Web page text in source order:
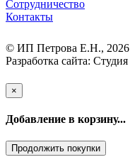
Сотрудничество
Контакты
© ИП Петрова Е.Н., 2026
Разработка сайта: Студия
×
Добавление в корзину...
Продолжить покупки